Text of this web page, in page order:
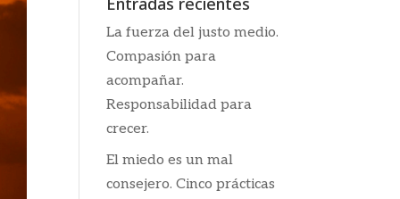
La fuerza del justo medio.
Compasión para
acompañar.
Responsabilidad para
crecer.
El miedo es un mal
consejero. Cinco prácticas